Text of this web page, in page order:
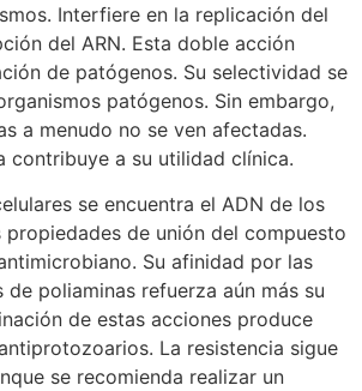
Interfiere en la replicación del
del ARN. Esta doble acción
de patógenos. Su selectividad se
patógenos. Sin embargo,
a menudo no se ven afectadas.
contribuye a su utilidad clínica.
se encuentra el ADN de los
de unión del compuesto
Su afinidad por las
poliaminas refuerza aún más su
de estas acciones produce
La resistencia sigue
se recomienda realizar un